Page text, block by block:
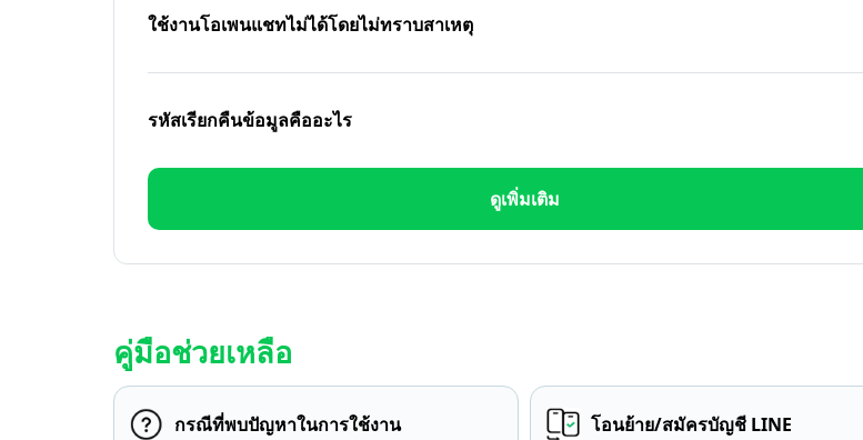
ใช้งานโอเพนแชทไม่ได้โดยไม่ทราบสาเหตุ
รหัสเรียกคืนข้อมูลคืออะไร
ดูเพิ่มเติม
คู่มือช่วยเหลือ
กรณีที่พบปัญหาในการใช้งาน โอนย้าย/สมัครบัญชี LINE